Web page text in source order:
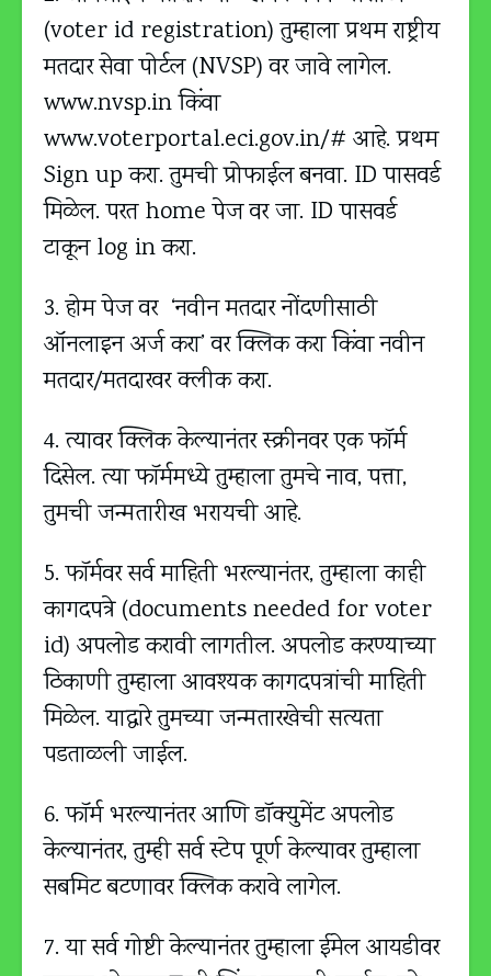
(voter id registration) तुम्हाला प्रथम राष्ट्रीय
मतदार सेवा पोर्टल (NVSP) वर जावे लागेल.
www.nvsp.in किंवा
www.voterportal.eci.gov.in/# आहे. प्रथम
Sign up करा. तुमची प्रोफाईल बनवा. ID पासवर्ड
मिळेल. परत home पेज वर जा. ID पासवर्ड
टाकून log in करा.
3. होम पेज वर ‘नवीन मतदार नोंदणीसाठी
ऑनलाइन अर्ज करा’ वर क्लिक करा किंवा नवीन
मतदार/मतदारवर क्लीक करा.
4. त्यावर क्लिक केल्यानंतर स्क्रीनवर एक फॉर्म
दिसेल. त्या फॉर्ममध्ये तुम्हाला तुमचे नाव, पत्ता,
तुमची जन्मतारीख भरायची आहे.
5. फॉर्मवर सर्व माहिती भरल्यानंतर, तुम्हाला काही
कागदपत्रे (documents needed for voter
id) अपलोड करावी लागतील. अपलोड करण्याच्या
ठिकाणी तुम्हाला आवश्यक कागदपत्रांची माहिती
मिळेल. याद्वारे तुमच्या जन्मतारखेची सत्यता
पडताळली जाईल.
6. फॉर्म भरल्यानंतर आणि डॉक्युमेंट अपलोड
केल्यानंतर, तुम्ही सर्व स्टेप पूर्ण केल्यावर तुम्हाला
सबमिट बटणावर क्लिक करावे लागेल.
7. या सर्व गोष्टी केल्यानंतर तुम्हाला ईमेल आयडीवर